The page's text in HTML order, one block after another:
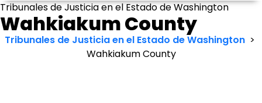
Tribunales de Justicia en el Estado de Washington
Wahkiakum County
Tribunales de Justicia en el Estado de Washington >
Wahkiakum County